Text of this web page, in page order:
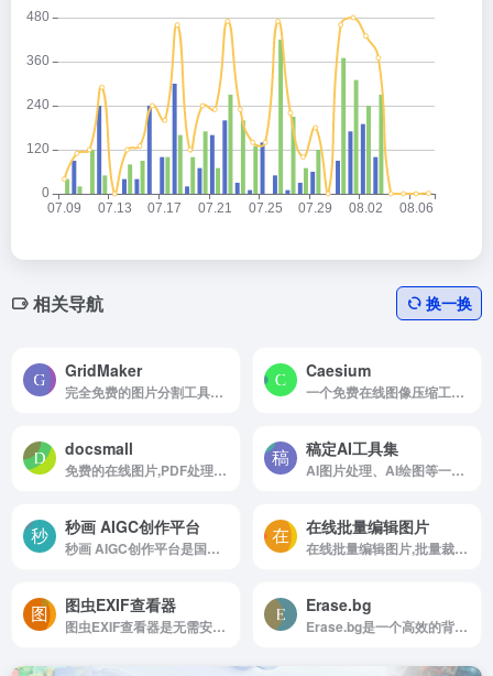
相关导航 换一换
GridMaker
完全免费的图片分割工具，照片网格布，局轻松将图片切割成网格布局，完美适配社交媒体多图发布需求
Caesium
一个免费在线图像压缩工具，旨在帮助用户高效地减小图片文件的大小，同时尽可能保持图片的质量。
docsmall
免费的在线图片,PDF处理工具
稿定AI工具集
AI图片处理、AI绘图等一站式AI图像创作和设计平台；
秒画 AIGC创作平台
秒画 AIGC创作平台是国产自研AI绘画大模型，商汤秒画，一键生成高质量画作内容。免除用户本地化部署，满足多样性作画需求。
在线批量编辑图片
在线批量编辑图片,批量裁剪图片,尺寸,格式,压缩图片
图虫EXIF查看器
图虫EXIF查看器是无需安装软件，只需上传照片即可查看完整EXIF信息。
Erase.bg
Erase.bg是一个高效的背景移除工具，能够从HD到4K的各类图片中自动去除背景，而不会损失图片质量。